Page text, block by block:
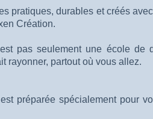
pratiques, durables et créés
Création.
pas seulement une école de
rayonner, partout où vous allez.
préparée spécialement pour